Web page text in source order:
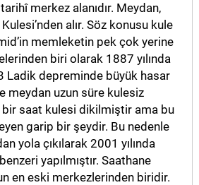
merkez alanıdır. Meydan,
alır. Söz konusu kule
memleketin pek çok yerine
biri olarak 1887 yılında
Ladik depreminde büyük hasar
meydan uzun süre kulesiz
bir saat kulesi dikilmiştir ama bu
garip bir şeydir. Bu nedenle
yola çıkılarak 2001 yılında
yapılmıştır. Saathane
en eski merkezlerinden biridir.